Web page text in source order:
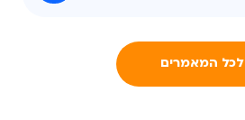
לכל המאמרים